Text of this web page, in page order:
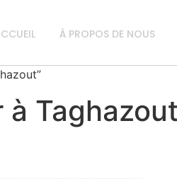
À PROPOS DE NOUS
à Taghazout